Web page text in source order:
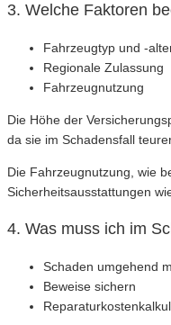
3. Welche Faktoren
Fahrzeugtyp und -
Regionale Zulassung
Fahrzeugnutzung
Die Höhe der
da sie im Schadensfall
Die Fahrzeugnutzung, wie
Sicherheitsausstattungen
4. Was muss ich im
Schaden umgehend
Beweise sichern